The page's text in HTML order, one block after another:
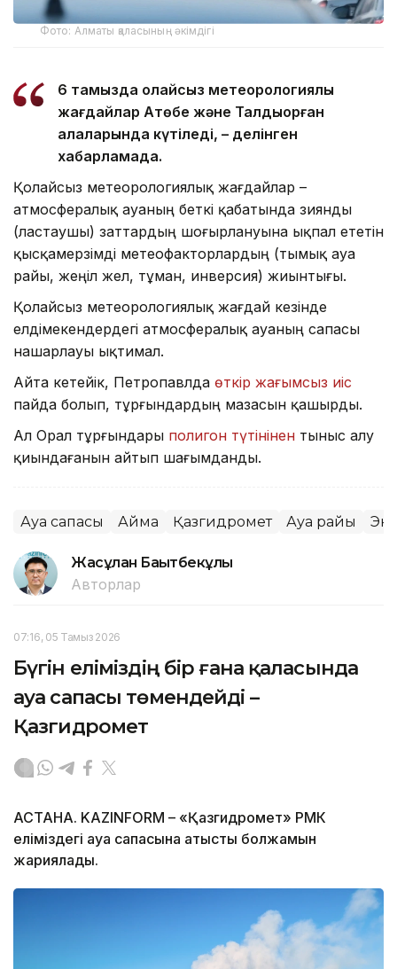
Фото: Алматы қаласының әкімдігі
6 тамызда қолайсыз метеорологиялық
жағдайлар Ақтөбе және Талдықорған
қалаларында күтіледі, – делінген
хабарламада.
Қолайсыз метеорологиялық жағдайлар –
атмосфералық ауаның беткі қабатында зиянды
(ластаушы) заттардың шоғырлануына ықпал ететін
қысқамерзімді метеофакторлардың (тымық ауа
райы, жеңіл жел, тұман, инверсия) жиынтығы.
Қолайсыз метеорологиялық жағдай кезінде
елдімекендердегі атмосфералық ауаның сапасы
нашарлауы ықтимал.
Айта кетейік, Петропавлда өткір жағымсыз иіс
пайда болып, тұрғындардың мазасын қашырды.
Ал Орал тұрғындары полигон түтінінен тыныс алу
қиындағанын айтып шағымданды.
Ауа сапасы Аймақ Қазгидромет Ауа райы
Жасұлан Бақытбекұлы
Авторлар
07:16, 05 Тамыз 2026
Бүгін еліміздің бір ғана қаласында
ауа сапасы төмендейді –
Қазгидромет
АСТАНА. KAZINFORM – «Қазгидромет» РМК
еліміздегі ауа сапасына қатысты болжамын
жариялады.